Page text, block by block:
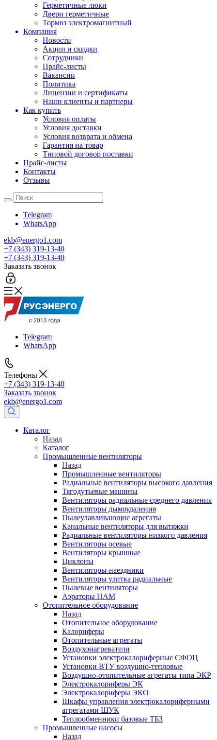
Герметичные люки
Двери герметичные
Тормоз электромагнитный
Компания
Новости
Акции и скидки
Сотрудники
Прайс-листы
Вакансии
Политика
Лицензии и сертификаты
Наши клиенты и партнеры
Как купить
Условия оплаты
Условия доставки
Условия возврата и обмена
Гарантия на товар
Типовой договор поставки
Прайс-листы
Контакты
Отзывы
Telegram
WhatsApp
ekb@energo1.com
+7 (343) 319-13-40
+7 (343) 319-13-40
Заказать звонок
Telegram
WhatsApp
Телефоны
+7 (343) 319-13-40
Заказать звонок
ekb@energo1.com
Каталог
Назад
Каталог
Промышленные вентиляторы
Назад
Промышленные вентиляторы
Радиальные вентиляторы высокого давления
Тягодутьевые машины
Вентиляторы радиальные среднего давления
Вентиляторы дымоудаления
Пылеулавливающие агрегаты
Канальные вентиляторы для вытяжки
Радиальные вентиляторы низкого давления
Вентиляторы осевые
Вентиляторы крышные
Циклоны
Вентиляторы-наездники
Вентиляторы улитка радиальные
Пылевые вентиляторы
Аэраторы ПАМ
Отопительное оборудование
Назад
Отопительное оборудование
Калориферы
Отопительные агрегаты
Воздухонагреватели
Установки электрокалориферные СФОЦ
Установки ВТУ воздушно-тепловые
Воздушно-отопительные агрегаты типа ЭКР
Электрокалориферы ЭК
Электрокалориферы ЭКО
Шкафы управления электрокалориферными
агрегатами ШУК
Теплообменники базовые ТБЗ
Промышленные насосы
Назад